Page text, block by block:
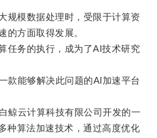
模数据处理时，受限于计算资
的方面取得发展。
务的执行，成为了AI技术研究
能够解决此问题的AI加速平台
云计算科技有限公司开发的一
种算法加速技术，通过高度优化